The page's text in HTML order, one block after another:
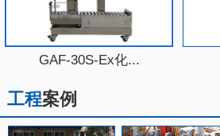
GAF-30S-Ex化...
工程案例